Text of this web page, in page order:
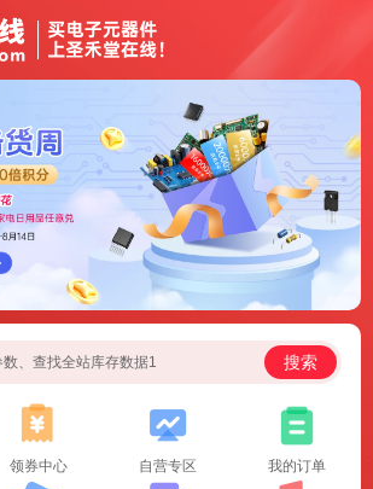
、查找全站库存数据1 搜索
领券中心 自营专区 我的订单